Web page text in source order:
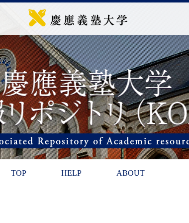
TOP HELP ABOUT